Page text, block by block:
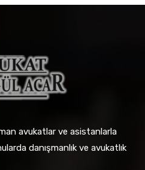
avukatlar ve asistanlarla
danışmanlık ve avukatlık